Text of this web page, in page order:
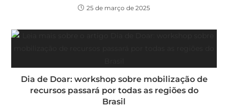
25 de março de 2025
Dia de Doar: workshop sobre mobilização de
recursos passará por todas as regiões do
Brasil